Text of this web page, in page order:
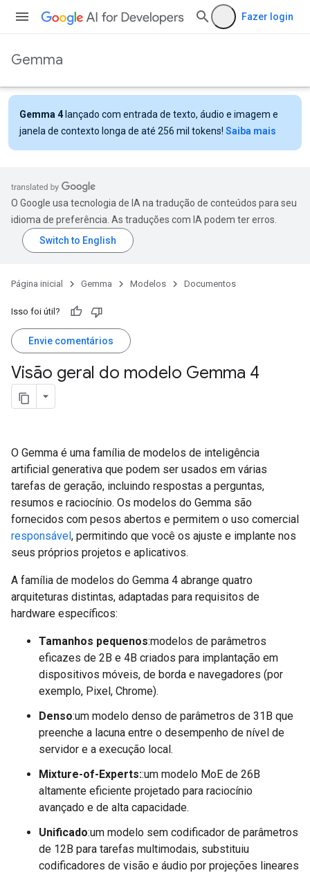
Fazer login
Gemma
Gemma 4 lançado com entrada de texto, áudio e imagem e
janela de contexto longa de até 256 mil tokens! Saiba mais
O Google usa tecnologia de IA na tradução de conteúdos para seu
idioma de preferência. As traduções com IA podem ter erros.
Página inicial Gemma Modelos Documentos
Isso foi útil?
Envie comentários
Visão geral do modelo Gemma 4
O Gemma é uma família de modelos de inteligência
artificial generativa que podem ser usados em várias
tarefas de geração, incluindo respostas a perguntas,
resumos e raciocínio. Os modelos do Gemma são
fornecidos com pesos abertos e permitem o uso comercial
responsável, permitindo que você os ajuste e implante nos
seus próprios projetos e aplicativos.
A família de modelos do Gemma 4 abrange quatro
arquiteturas distintas, adaptadas para requisitos de
hardware específicos:
Tamanhos pequenos:modelos de parâmetros
eficazes de 2B e 4B criados para implantação em
dispositivos móveis, de borda e navegadores (por
exemplo, Pixel, Chrome).
Denso:um modelo denso de parâmetros de 31B que
preenche a lacuna entre o desempenho de nível de
servidor e a execução local.
Mixture-of-Experts::um modelo MoE de 26B
altamente eficiente projetado para raciocínio
avançado e de alta capacidade.
Unificado:um modelo sem codificador de parâmetros
de 12B para tarefas multimodais, substituiu
codificadores de visão e áudio por projeções lineares